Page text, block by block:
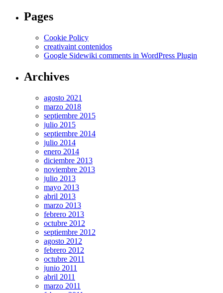
Pages
Cookie Policy
creativaint contenidos
Google Sidewiki comments in WordPress Plugin
Archives
agosto 2021
marzo 2018
septiembre 2015
julio 2015
septiembre 2014
julio 2014
enero 2014
diciembre 2013
noviembre 2013
julio 2013
mayo 2013
abril 2013
marzo 2013
febrero 2013
octubre 2012
septiembre 2012
agosto 2012
febrero 2012
octubre 2011
junio 2011
abril 2011
marzo 2011